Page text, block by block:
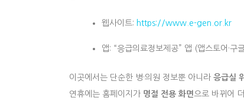
웹사이트: https://www.e-gen.or.kr
앱: “응급의료정보제공” 앱 (앱스토어·구
이곳에서는 단순한 병·의원 정보뿐 아니라 응급실
연휴에는 홈페이지가 명절 전용 화면 으로 바뀌어